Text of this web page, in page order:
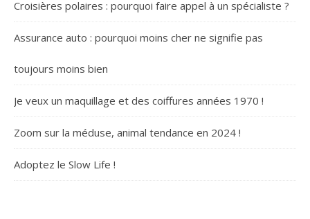
Croisières polaires : pourquoi faire appel à un spécialiste ?
Assurance auto : pourquoi moins cher ne signifie pas
toujours moins bien
Je veux un maquillage et des coiffures années 1970 !
Zoom sur la méduse, animal tendance en 2024 !
Adoptez le Slow Life !